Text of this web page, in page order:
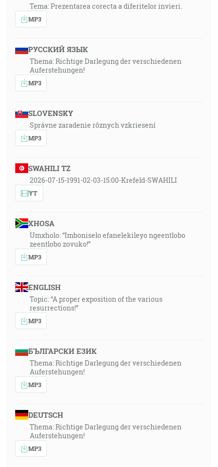
Tema: Prezentarea corecta a diferitelor invieri.
MP3
РУССКИЙ ЯЗЫК
Thema: Richtige Darlegung der verschiedenen
Auferstehungen!
MP3
SLOVENSKY
Správne zaradenie rôznych vzkriesení
MP3
SWAHILI TZ
2026-07-15-1991-02-03-15:00-Krefeld-SWAHILI
YT
XHOSA
Umxholo: “Imboniselo efanelekileyo ngeentlobo
zeentlobo zovuko!”
MP3
ENGLISH
Topic: “A proper exposition of the various
resurrections!”
MP3
БЪЛГАРСКИ ЕЗИК
Thema: Richtige Darlegung der verschiedenen
Auferstehungen!
MP3
DEUTSCH
Thema: Richtige Darlegung der verschiedenen
Auferstehungen!
MP3